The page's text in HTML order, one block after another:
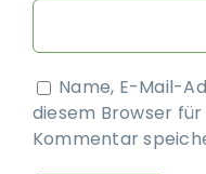
Name, E-Mail-
diesem Browser
Kommentar